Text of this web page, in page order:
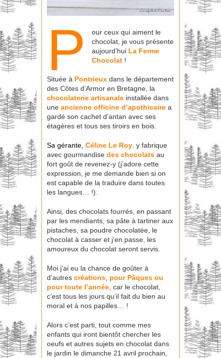
P
our ceux qui aiment le
chocolat, je vous présente
aujourd’hui La Ferme
Chocolat!
Située à Pontrieux dans le département
des Côtes d’Armor en Bretagne, la
chocolaterie artisanale installée dans
une ancienne officine d’apothicaire a
gardé son cachet d’antan avec ses
étagères et tous ses tiroirs en bois.
Sa gérante, Céline Le Roy, y fabrique
avec gourmandise des chocolats au
fort goût de revenez-y (j’adore cette
expression, je me demande bien si on
est capable de la traduire dans toutes
les langues… !).
Ainsi, des chocolats fourrés, en passant
par les mendiants, sa pâte à tartiner aux
pistaches, sa poudre chocolatée, le
chocolat à casser et j’en passe, les
amoureux du chocolat seront servis.
Moi j’ai eu la chance de goûter à
d’autres créations, pour Pâques ou
pour toute l’année, car le chocolat,
c’est tous les jours qu’il fait du bien au
moral et à nos papilles… !
Alors c’est parti, tout comme mes
enfants qui iront bientôt chercher les
oeufs et autres sujets en chocolat dans
le jardin le dimanche 21 avril prochain,